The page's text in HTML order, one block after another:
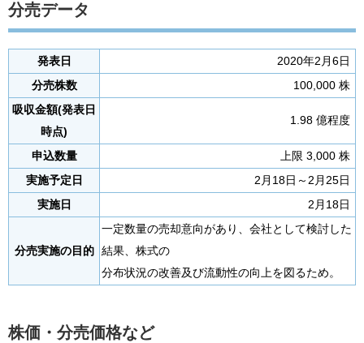
分売データ
発表日
2020年2月6日
分売株数
100,000 株
吸収金額(発表日
時点)
1.98 億程度
申込数量
上限 3,000 株
実施予定日
2月18日～2月25日
実施日
2月18日
分売実施の目的
一定数量の売却意向があり、会社として検討した
結果、株式の
分布状況の改善及び流動性の向上を図るため。
株価・分売価格など